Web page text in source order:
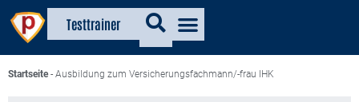
Testtrainer
Startseite- Ausbildung zum Versicherungsfachmann/-frau IHK